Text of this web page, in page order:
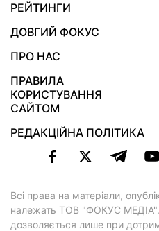
РЕЙТИНГИ
ДОВГИЙ ФОКУС
ПРО НАС
ПРАВИЛА
КОРИСТУВАННЯ
САЙТОМ
РЕДАКЦІЙНА ПОЛІТИКА
Всі права на матеріали,
належать ТОВ "ФОКУС МЕДІА".
дозволяється лише при